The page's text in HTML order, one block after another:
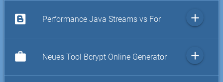
Performance Java Streams vs For add
work Neues Tool Bcrypt Online Generator add